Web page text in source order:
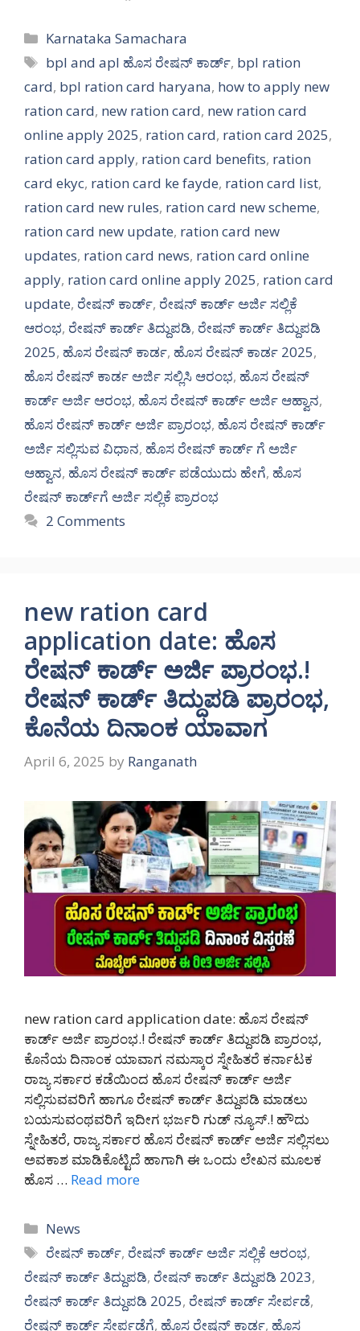
Categories
Karnataka Samachara
Tags
bpl and apl ಹೊಸ ರೇಷನ್ ಕಾರ್ಡ್, bpl ration
card, bpl ration card haryana, how to apply new
ration card, new ration card, new ration card
online apply 2025, ration card, ration card 2025,
ration card apply, ration card benefits, ration
card ekyc, ration card ke fayde, ration card list,
ration card new rules, ration card new scheme,
ration card new update, ration card new
updates, ration card news, ration card online
apply, ration card online apply 2025, ration card
update, ರೇಷನ್ ಕಾರ್ಡ್, ರೇಷನ್ ಕಾರ್ಡ್ ಅರ್ಜಿ ಸಲ್ಲಿಕೆ
ಆರಂಭ, ರೇಷನ್ ಕಾರ್ಡ್ ತಿದ್ದುಪಡಿ, ರೇಷನ್ ಕಾರ್ಡ್ ತಿದ್ದುಪಡಿ
2025, ಹೊಸ ರೇಷನ್ ಕಾರ್ಡ, ಹೊಸ ರೇಷನ್ ಕಾರ್ಡ 2025,
ಹೊಸ ರೇಷನ್ ಕಾರ್ಡ ಅರ್ಜಿ ಸಲ್ಲಿಸಿ ಆರಂಭ, ಹೊಸ ರೇಷನ್
ಕಾರ್ಡ್ ಅರ್ಜಿ ಆರಂಭ, ಹೊಸ ರೇಷನ್ ಕಾರ್ಡ್ ಅರ್ಜಿ ಆಹ್ವಾನ,
ಹೊಸ ರೇಷನ್ ಕಾರ್ಡ್ ಅರ್ಜಿ ಪ್ರಾರಂಭ, ಹೊಸ ರೇಷನ್ ಕಾರ್ಡ್
ಅರ್ಜಿ ಸಲ್ಲಿಸುವ ವಿಧಾನ, ಹೊಸ ರೇಷನ್ ಕಾರ್ಡ್ ಗೆ ಅರ್ಜಿ
ಆಹ್ವಾನ, ಹೊಸ ರೇಷನ್ ಕಾರ್ಡ್ ಪಡೆಯುದು ಹೇಗೆ, ಹೊಸ
ರೇಷನ್ ಕಾರ್ಡ್‌ಗೆ ಅರ್ಜಿ ಸಲ್ಲಿಕೆ ಪ್ರಾರಂಭ
2 Comments
new ration card
application date: ಹೊಸ
ರೇಷನ್ ಕಾರ್ಡ್ ಅರ್ಜಿ ಪ್ರಾರಂಭ.!
ರೇಷನ್ ಕಾರ್ಡ್ ತಿದ್ದುಪಡಿ ಪ್ರಾರಂಭ,
ಕೊನೆಯ ದಿನಾಂಕ ಯಾವಾಗ
April 6, 2025 by Ranganath
new ration card application date: ಹೊಸ ರೇಷನ್
ಕಾರ್ಡ್ ಅರ್ಜಿ ಪ್ರಾರಂಭ.! ರೇಷನ್ ಕಾರ್ಡ್ ತಿದ್ದುಪಡಿ ಪ್ರಾರಂಭ,
ಕೊನೆಯ ದಿನಾಂಕ ಯಾವಾಗ ನಮಸ್ಕಾರ ಸ್ನೇಹಿತರೆ ಕರ್ನಾಟಕ
ರಾಜ್ಯ ಸರ್ಕಾರ ಕಡೆಯಿಂದ ಹೊಸ ರೇಷನ್ ಕಾರ್ಡ್ ಅರ್ಜಿ
ಸಲ್ಲಿಸುವವರಿಗೆ ಹಾಗೂ ರೇಷನ್ ಕಾರ್ಡ್ ತಿದ್ದುಪಡಿ ಮಾಡಲು
ಬಯಸುವಂಥವರಿಗೆ ಇದೀಗ ಭರ್ಜರಿ ಗುಡ್ ನ್ಯೂಸ್.! ಹೌದು
ಸ್ನೇಹಿತರೆ, ರಾಜ್ಯ ಸರ್ಕಾರ ಹೊಸ ರೇಷನ್ ಕಾರ್ಡ್ ಅರ್ಜಿ ಸಲ್ಲಿಸಲು
ಅವಕಾಶ ಮಾಡಿಕೊಟ್ಟಿದೆ ಹಾಗಾಗಿ ಈ ಒಂದು ಲೇಖನ ಮೂಲಕ
ಹೊಸ … Read more
Categories
News
Tags
ರೇಷನ್ ಕಾರ್ಡ್, ರೇಷನ್ ಕಾರ್ಡ್ ಅರ್ಜಿ ಸಲ್ಲಿಕೆ ಆರಂಭ,
ರೇಷನ್ ಕಾರ್ಡ್ ತಿದ್ದುಪಡಿ, ರೇಷನ್ ಕಾರ್ಡ್ ತಿದ್ದುಪಡಿ 2023,
ರೇಷನ್ ಕಾರ್ಡ್ ತಿದ್ದುಪಡಿ 2025, ರೇಷನ್ ಕಾರ್ಡ್ ಸೇರ್ಪಡೆ,
ರೇಷನ್ ಕಾರ್ಡ್ ಸೇರ್ಪಡೆಗೆ, ಹೊಸ ರೇಷನ್ ಕಾರ್ಡ, ಹೊಸ